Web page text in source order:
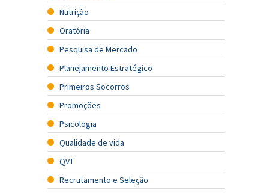
Nutrição
Oratória
Pesquisa de Mercado
Planejamento Estratégico
Primeiros Socorros
Promoções
Psicologia
Qualidade de vida
QVT
Recrutamento e Seleção